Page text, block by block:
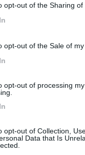
opt-out of the Sharing of
opt-out of the Sale of my
opt-out of processing
opt-out of Collection,
Data that Is
Monforte (BN) - 34.3km
14
Posizione
'Battipaglia'
San Leo